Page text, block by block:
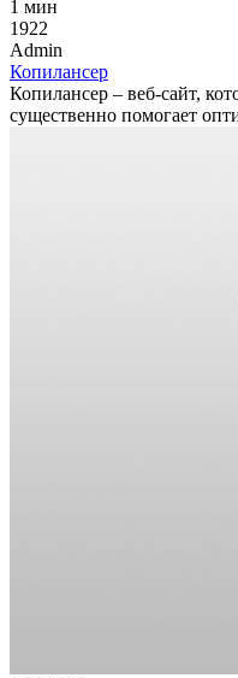
1 мин
1922
Admin
Копилансер
Копилансер – веб-сайт,
существенно помогает